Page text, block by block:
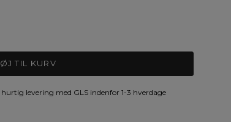
TIL KURV
levering med GLS indenfor 1-3 hverdage